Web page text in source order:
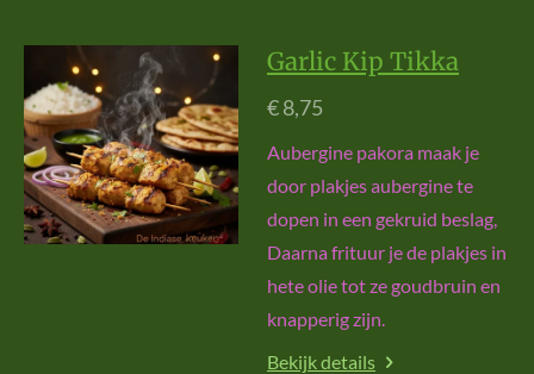
Garlic Kip Tikka
€ 8,75
Aubergine pakora maak je
door plakjes aubergine te
dopen in een gekruid beslag,
Daarna frituur je de plakjes in
hete olie tot ze goudbruin en
knapperig zijn.
Bekijk details